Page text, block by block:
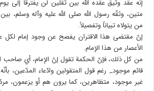
إنّه عقد وثيق عقده الله بين ثقلين لن يفترقا إلى
متين، وثقّه رسول الله صلى الله عليه وآله وسلم،
من يتولاه تبياناً وتفصيلاً.
إنّ مقتضى هذا الاقتران يفصح عن وجود إمام لكل
الأعصار من هذا الإمام.
من كل ذلك، فإنّ الحكمة تقول إنّ الإمام، أي صاحب
قائم موجود_ رغم قول المتقولين وادّعاء المدّعين،
غير موجود، متظاهرين، كما يرون هم أو يزعمون،